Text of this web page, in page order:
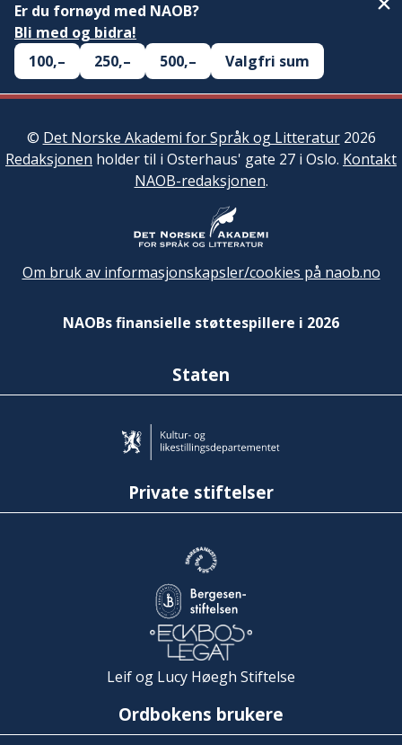
Er du fornøyd med NAOB?
Bli med og bidra!
100,–
250,– 500,– Valgfri sum
© Det Norske Akademi for Språk og Litteratur2026
Redaksjonen holder til i Osterhaus' gate 27 i Oslo. Kontakt
NAOB-redaksjonen.
Om bruk av informasjonskapsler/cookies på naob.no
NAOBs finansielle støttespillere i 2026
Staten
Private stiftelser
Leif og Lucy Høegh Stiftelse
Ordbokens brukere